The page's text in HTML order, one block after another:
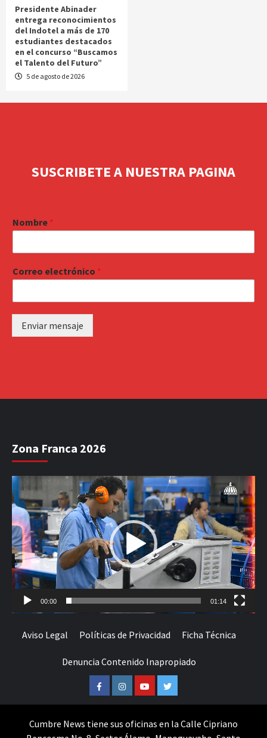
Presidente Abinader
entrega reconocimientos
del Indotel a más de 170
estudiantes destacados
en el concurso “Buscamos
el Talento del Futuro”
5 de agosto de 2026
SUSCRIBETE A NUESTRA PAGINA
Nombre *
Correo electrónico *
Enviar mensaje
Zona Franca 2026
Reproductor
de
vídeo
00:00 01:14
Aviso Legal Políticas de Privacidad Ficha Técnica
Denuncia Contenido Inapropiado
FacebookInstagramYoutubeTwitter
Cumbre News tiene sus oficinas en la Calle Cipriano